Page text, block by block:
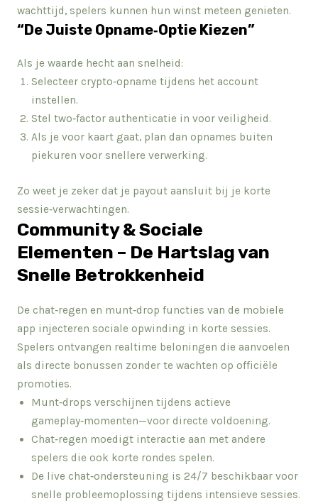
wachttijd, spelers kunnen hun winst meteen genieten.
“De Juiste Opname‑Optie Kiezen”
Als je waarde hecht aan snelheid:
Selecteer crypto‑opname tijdens het account
instellen.
Stel two‑factor authenticatie in voor veiligheid.
Als je voor kaart gaat, plan dan opnames buiten
piekuren voor snellere verwerking.
Zo weet je zeker dat je payout aansluit bij je korte
sessie‑verwachtingen.
Community & Sociale
Elementen – De Hartslag van
Snelle Betrokkenheid
De chat‑regen en munt‑drop functies van de mobiele
app injecteren sociale opwinding in korte sessies.
Spelers ontvangen realtime beloningen die aanvoelen
als directe bonussen zonder te wachten op officiële
promoties.
Munt‑drops verschijnen tijdens actieve
gameplay‑momenten—voor directe voldoening.
Chat‑regen moedigt interactie aan met andere
spelers die ook korte rondes spelen.
De live chat‑ondersteuning is 24/7 beschikbaar voor
snelle probleemoplossing tijdens intensieve sessies.